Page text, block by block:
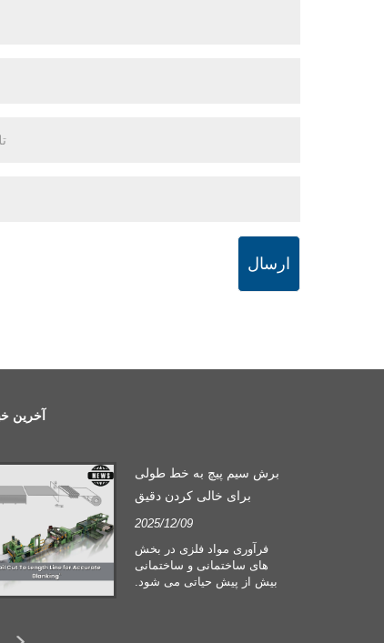
ارسال
آخرین
برش سیم پیچ به خط طولی
برای خالی کردن دقیق
2025/12/09
فرآوری مواد فلزی در بخش
های ساختمانی و ساختمانی
بیش از پیش حیاتی می شود.